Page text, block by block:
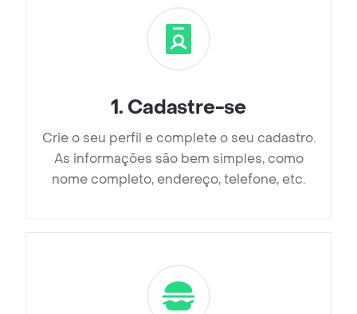
1. Cadastre-se
Crie o seu perfil e complete o seu cadastro.
As informações são bem simples, como
nome completo, endereço, telefone, etc.